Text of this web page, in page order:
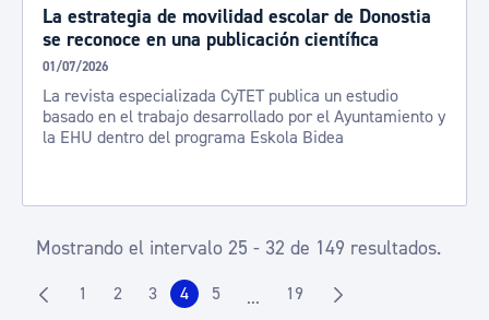
La estrategia de movilidad escolar de Donostia
se reconoce en una publicación científica
01/07/2026
La revista especializada CyTET publica un estudio
basado en el trabajo desarrollado por el Ayuntamiento y
la EHU dentro del programa Eskola Bidea
Mostrando el intervalo 25 - 32 de 149 resultados.
Página
1 Página
2 Página
3 Página
4 Página
5 ...Páginas intermedias Use TAB
Página
19